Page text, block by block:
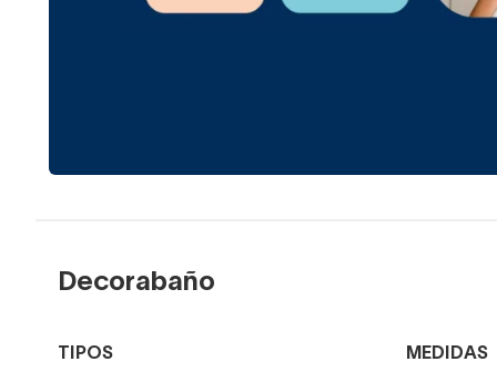
Decorabaño
TIPOS MEDIDAS